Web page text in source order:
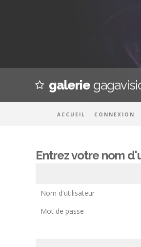
galerie
ACCUEIL CONNEXION
Entrez votre nom
Nom d'utilisateur
Mot de passe